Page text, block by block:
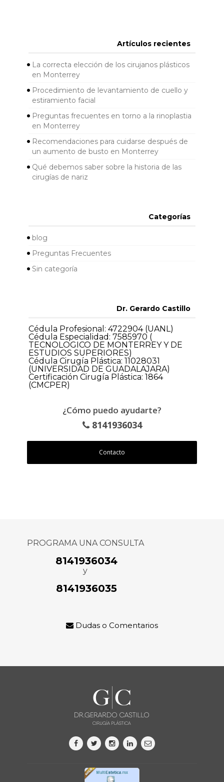
Artículos recientes
La correcta elección de los cirujanos plásticos
en Monterrey
Procedimiento de levantamiento de cuello y
estiramiento facial
Preguntas frecuentes en torno a la rinoplastia
en Monterrey
Recomendaciones para cuidarse después de
un aumento de busto en Monterrey
Qué debemos saber sobre la historia de las
cirugías de nariz
Categorías
blog
Preguntas Frecuentes
Sin categoría
Dr. Gerardo Castillo
Cédula Profesional: 4722904 (UANL)
Cédula Especialidad: 7585970 (
TECNOLOGICO DE MONTERREY Y DE
ESTUDIOS SUPERIORES)
Cédula Cirugía Plástica: 11028031
(UNIVERSIDAD DE GUADALAJARA)
Certificación Cirugía Plástica: 1864
(CMCPER)
¿Cómo puedo ayudarte?
8141936034
Contacto
PROGRAMA UNA CONSULTA
8141936034
y
8141936035
Dudas o Comentarios